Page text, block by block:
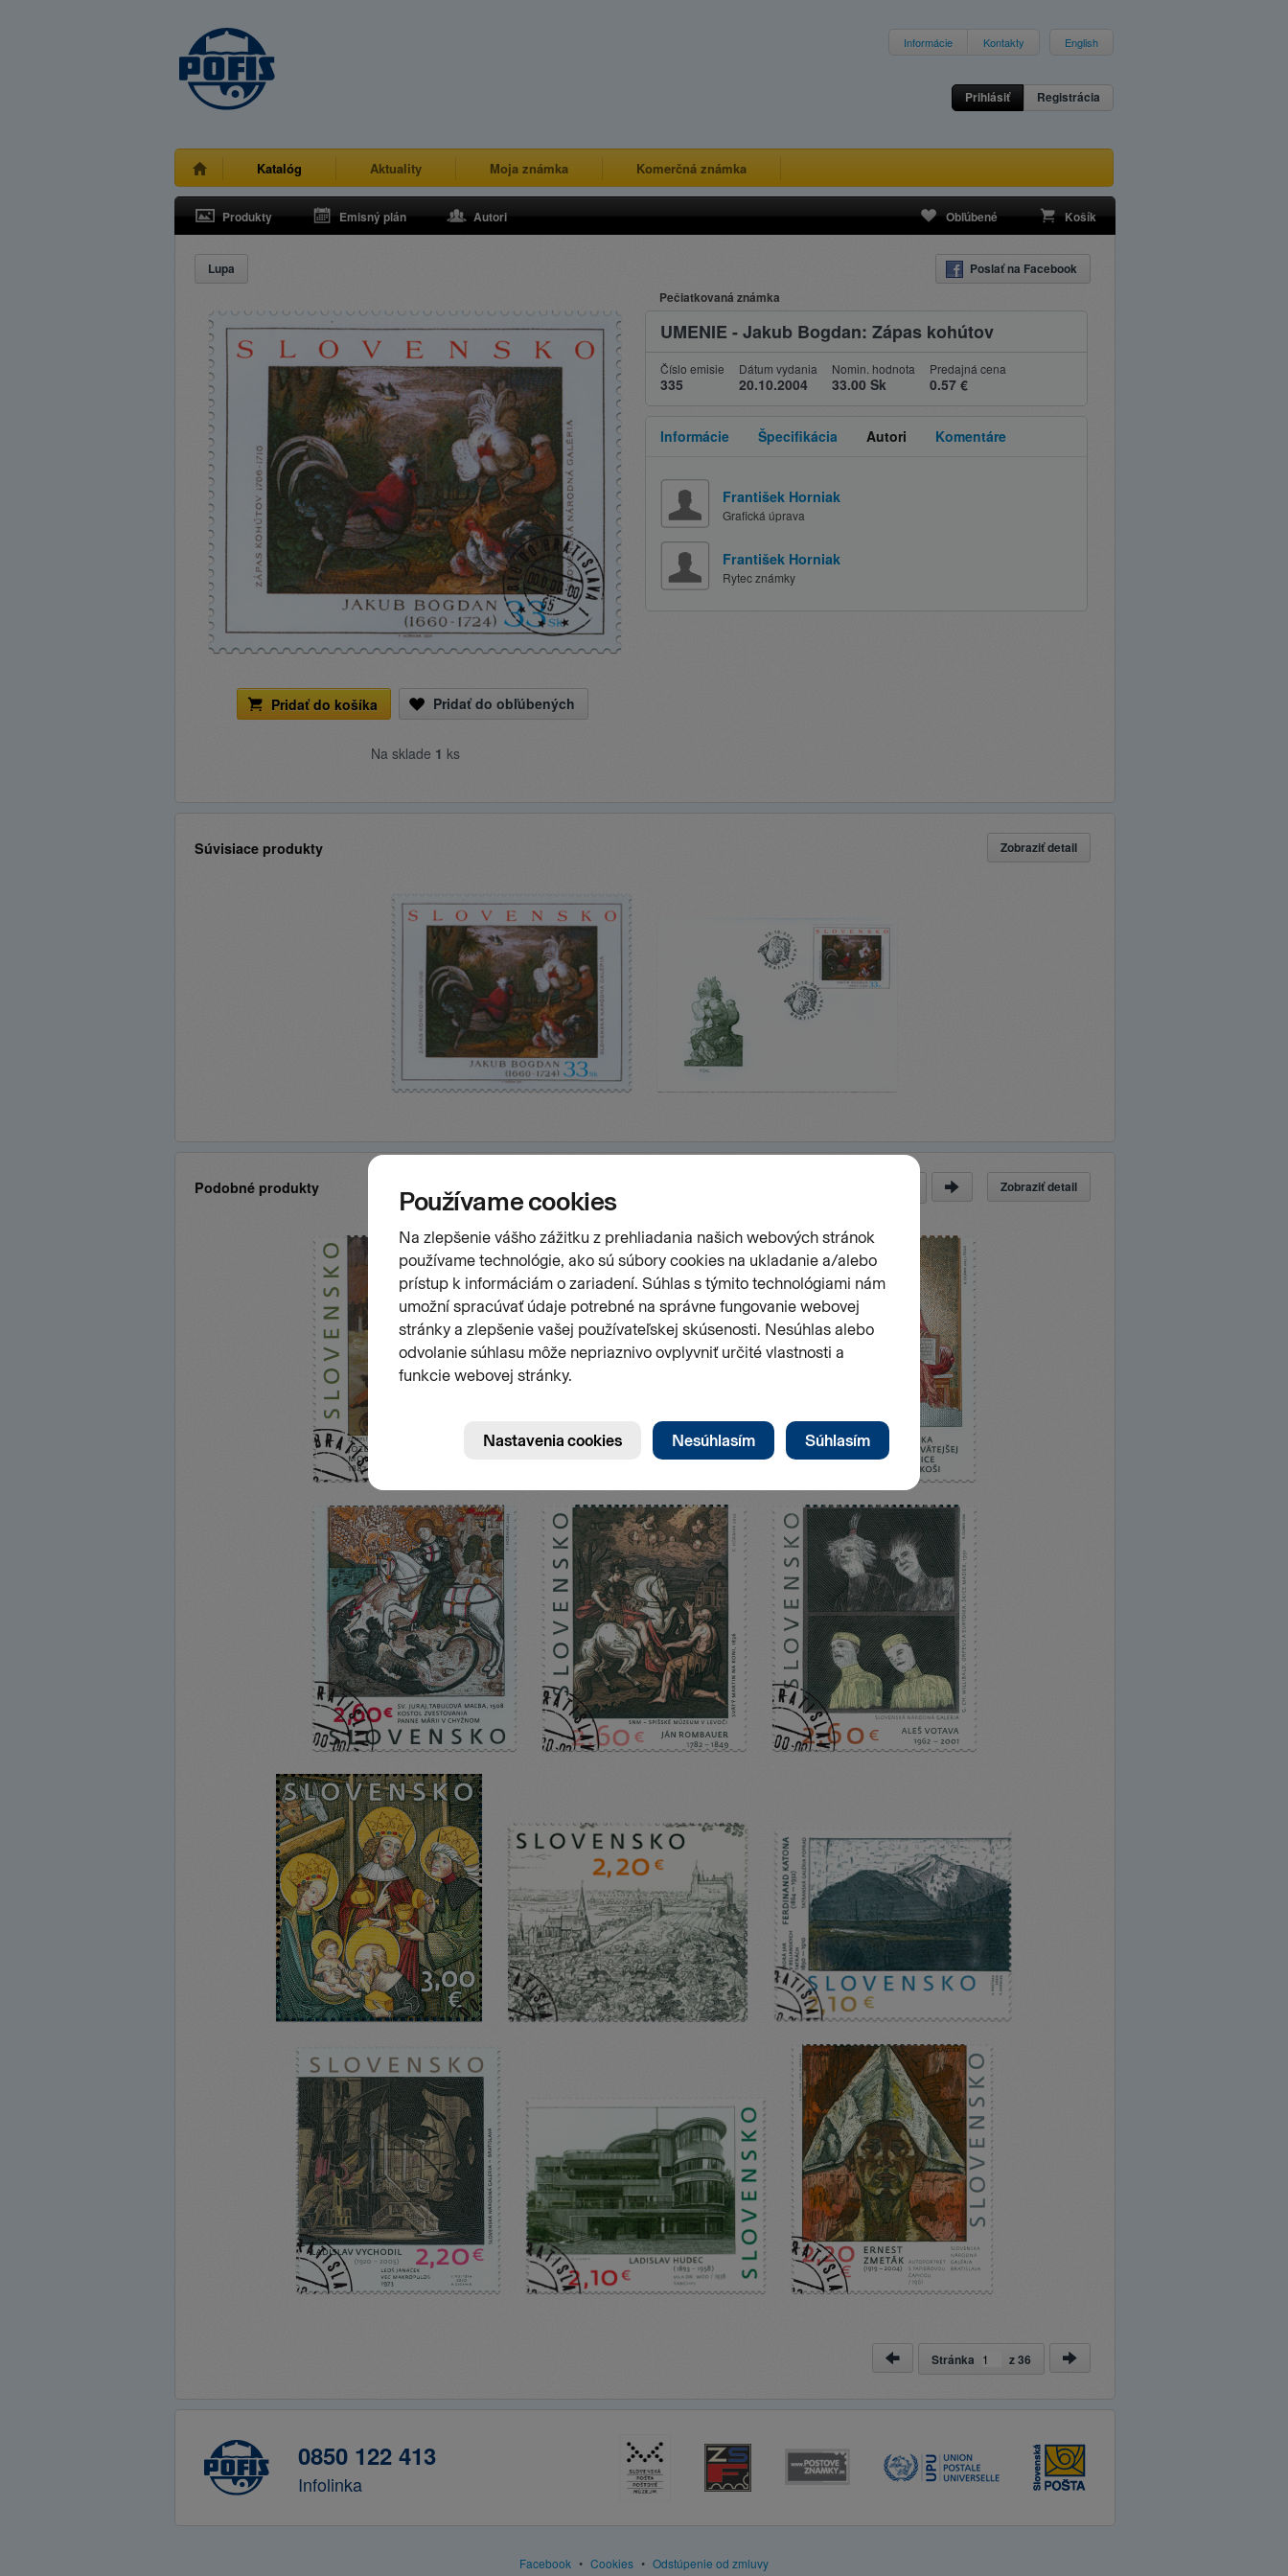
Informácie Kontakty English
Prihlásiť Registrácia
Katalóg Aktuality Moja známka Komerčná známka
Produkty Emisný plán Autori Obľúbené Košík
Lupa Poslať na Facebook
Pridať do košíka Pridať do obľúbených
Na sklade 1 ks
Pečiatkovaná známka
UMENIE - Jakub Bogdan: Zápas kohútov
Číslo emisie
335
Dátum vydania
20.10.2004
Nomin. hodnota
33.00 Sk
Predajná cena
0.57 €
Informácie Špecifikácia Autori Komentáre
František Horniak
Grafická úprava
František Horniak
Rytec známky
Súvisiace produkty Zobraziť detail
Podobné produkty Zobraziť detail
Stránka z36
0850 122 413
Infolinka
Facebook • Cookies • Odstúpenie od zmluvy